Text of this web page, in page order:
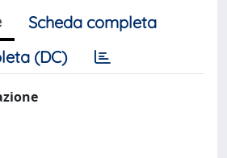
Scheda completa
(DC)